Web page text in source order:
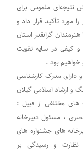
نتیجه‌ای ملموس برای
تأکید قرار داد و
گرانقدر استان
کیفی در سایه تقویت
بود .
فاطمه فروتن متولد سال 1358 و دارای مدرک کارشناسی
و ارشاد اسلامی گیلان
مختلفی از قبیل :
، مسئول دبیرخانه
های جشنواره های
و رسیدگی بر